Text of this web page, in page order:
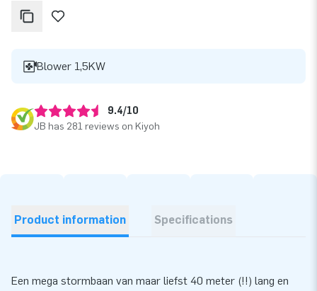
Blower 1,5KW
9.4/10
JB has 281 reviews on Kiyoh
Product information Specifications
Een mega stormbaan van maar liefst 40 meter (!!) lang en